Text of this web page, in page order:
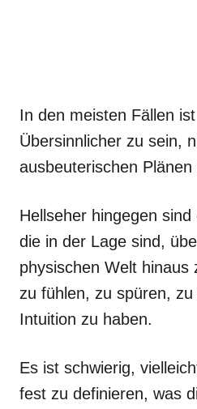
In den meisten Fällen
Übersinnlicher zu sein,
ausbeuterischen
Hellseher hingegen
die in der Lage sind,
physischen Welt hinaus
zu fühlen, zu spüren,
Intuition zu haben.
Es ist schwierig,
fest zu definieren, was